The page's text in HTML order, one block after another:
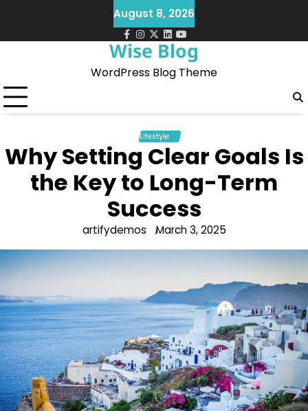
content
August 8, 2026
facebook
instagram
twitter
Linkedin
Youtube
Wise Blog
WordPress Blog Theme
Lifestyle
Why Setting Clear Goals Is
the Key to Long-Term
Success
artifydemos March 3, 2025